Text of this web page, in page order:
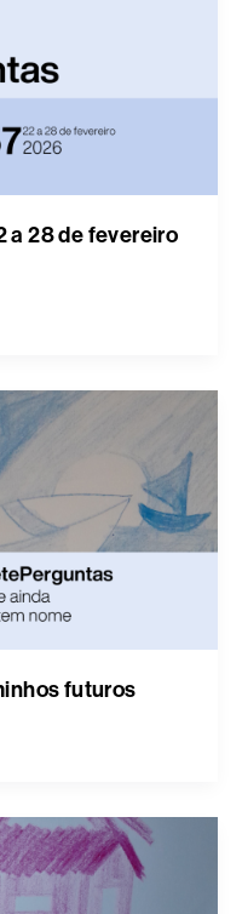
a 28 de fevereiro
futuros